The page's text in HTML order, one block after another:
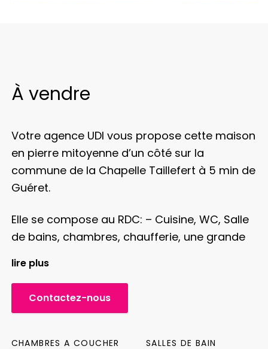
À vendre
Votre agence UDI vous propose cette maison
en pierre mitoyenne d’un côté sur la
commune de la Chapelle Taillefert à 5 min de
Guéret.
Elle se compose au RDC: – Cuisine, WC, Salle
de bains, chambres, chaufferie, une grande
cheminée.
A l’étage:– 2 chambres
lire plus
Contactez-nous
CHAMBRES A COUCHER SALLES DE BAIN